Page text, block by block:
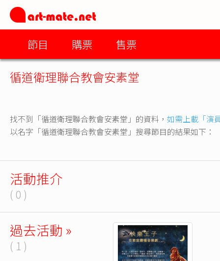
節目 購票 售票
循道衛理聯合教會安素堂
找不到「循道衛理聯合教會安素堂」的資料， 如需上載「演
以名字「循道衛理聯合教會安素堂」搜尋節目的結果如下：
活動推介
( 0 )
過去活動 »
( 1 )